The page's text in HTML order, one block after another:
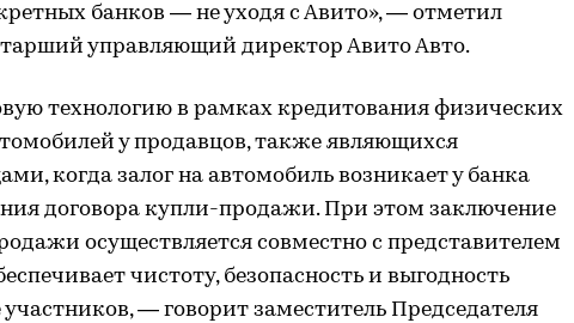
банков — не уходя с Авито», — отметил
управляющий директор Авито Авто.
технологию в рамках кредитования физических
у продавцов, также являющихся
когда залог на автомобиль возникает у банка
договора купли-продажи. При этом заключение
осуществляется совместно с представителем
чистоту, безопасность и выгодность
участников, — говорит заместитель Председателя